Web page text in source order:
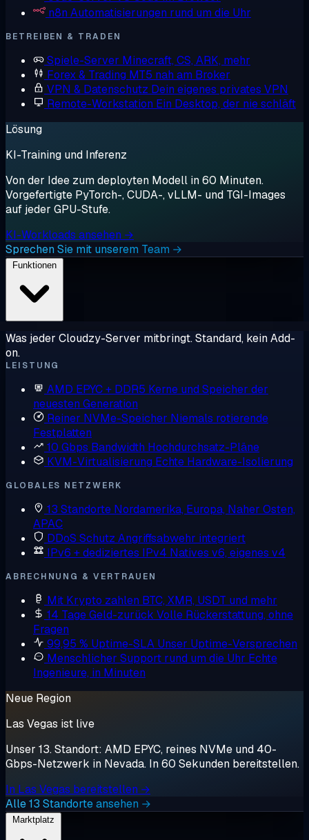
n8n Automatisierungen rund um die Uhr
BETREIBEN & TRADEN
Spiele-Server Minecraft, CS, ARK, mehr
Forex & Trading MT5 nah am Broker
VPN & Datenschutz Dein eigenes privates VPN
Remote-Workstation Ein Desktop, der nie schläft
Lösung
KI-Training und Inferenz
Von der Idee zum deployten Modell in 60 Minuten.
Vorgefertigte PyTorch-, CUDA-, vLLM- und TGI-Images
auf jeder GPU-Stufe.
KI-Workloads ansehen →
Sprechen Sie mit unserem Team →
Was jeder Cloudzy-Server mitbringt. Standard, kein Add-
on.
LEISTUNG
AMD EPYC + DDR5 Kerne und Speicher der
neuesten Generation
Reiner NVMe-Speicher Niemals rotierende
Festplatten
10 Gbps Bandwidth Hochdurchsatz-Pläne
KVM-Virtualisierung Echte Hardware-Isolierung
GLOBALES NETZWERK
13 Standorte Nordamerika, Europa, Naher Osten,
APAC
DDoS Schutz Angriffsabwehr integriert
IPv6 + dediziertes IPv4 Natives v6, eigenes v4
ABRECHNUNG & VERTRAUEN
Mit Krypto zahlen BTC, XMR, USDT und mehr
14 Tage Geld-zurück Volle Rückerstattung, ohne
Fragen
99,95 % Uptime-SLA Unser Uptime-Versprechen
Menschlicher Support rund um die Uhr Echte
Ingenieure, in Minuten
Neue Region
Las Vegas ist live
Unser 13. Standort: AMD EPYC, reines NVMe und 40-
Gbps-Netzwerk in Nevada. In 60 Sekunden bereitstellen.
In Las Vegas bereitstellen →
Alle 13 Standorte ansehen →